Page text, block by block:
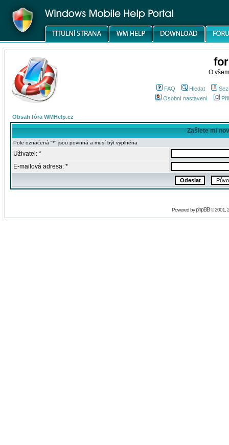
O
FAQ Hledat
Osobní nastavení
Obsah fóra WMHelp.cz
Zašlete mi
Pole označená "*" jsou povinná a musí být vyplněna
Uživatel: *
E-mailová adresa: *
Powered byphpBB© 2001,